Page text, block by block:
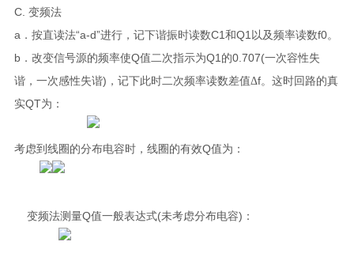
C. 变频法
a ．按直读法“a-d”进行，记下谐振时读数C1 和Q1 以及频率读数f0。
b．改变信号源的频率使Q值二次指示为Q1 的0.707(一次容性失
谐，一次感性失谐) ，记下此时二次频率读数差值Δf。这时回路的真
实QT为：
考虑到线圈的分布电容时，线圈的有效Q值为：
变频法测量Q值一般表达式(未考虑分布电容) ：